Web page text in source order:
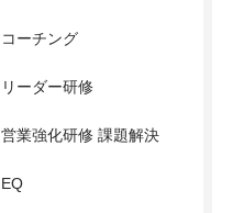
コーチング
リーダー研修
営業強化研修 課題解決
EQ